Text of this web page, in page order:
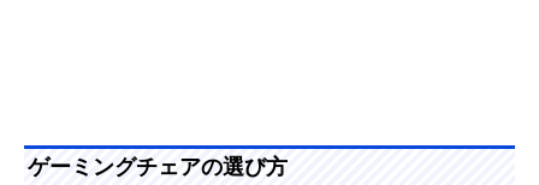
ゲーミングチェアの選び方